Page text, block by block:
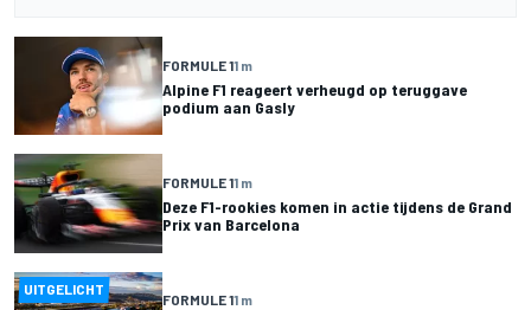
FORMULE 11 m
Alpine F1 reageert verheugd op teruggave
podium aan Gasly
FORMULE 11 m
Deze F1-rookies komen in actie tijdens de Grand
Prix van Barcelona
UITGELICHT
FORMULE 11 m